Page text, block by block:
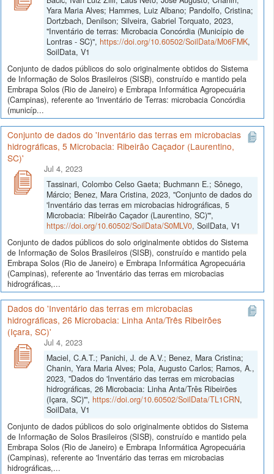
Yara Maria Alves; Hammes, Luiz Albano; Pandolfo, Cristina;
Dortzbach, Denilson; Silveira, Gabriel Torquato, 2023,
"Inventário de terras: Microbacia Concórdia (Município de
Lontras - SC)", https://doi.org/10.60502/SoilData/M06FMK,
SoilData, V1
Conjunto de dados públicos do solo originalmente obtidos do Sistema
de Informação de Solos Brasileiros (SISB), construído e mantido pela
Embrapa Solos (Rio de Janeiro) e Embrapa Informática Agropecuária
(Campinas), referente ao 'Inventário de Terras: microbacia Concórdia
(municíp...
Conjunto de dados do 'Inventário das terras em microbacias
hidrográficas, 5 Microbacia: Ribeirão Caçador (Laurentino,
SC)'
Jul 4, 2023
Tassinari, Colombo Celso Gaeta; Buchmann E.; Sônego,
Márcio; Benez, Mara Cristina, 2023, "Conjunto de dados do
'Inventário das terras em microbacias hidrográficas, 5
Microbacia: Ribeirão Caçador (Laurentino, SC)'",
https://doi.org/10.60502/SoilData/S0MLV0, SoilData, V1
Conjunto de dados públicos do solo originalmente obtidos do Sistema
de Informação de Solos Brasileiros (SISB), construído e mantido pela
Embrapa Solos (Rio de Janeiro) e Embrapa Informática Agropecuária
(Campinas), referente ao 'Inventário das terras em microbacias
hidrográficas,...
Dados do 'Inventário das terras em microbacias
hidrográficas, 26 Microbacia: Linha Anta/Três Ribeirões
(Içara, SC)'
Jul 4, 2023
Maciel, C.A.T.; Panichi, J. de A.V.; Benez, Mara Cristina;
Chanin, Yara Maria Alves; Pola, Augusto Carlos; Ramos, A.,
2023, "Dados do 'Inventário das terras em microbacias
hidrográficas, 26 Microbacia: Linha Anta/Três Ribeirões
(Içara, SC)'", https://doi.org/10.60502/SoilData/TL1CRN,
SoilData, V1
Conjunto de dados públicos do solo originalmente obtidos do Sistema
de Informação de Solos Brasileiros (SISB), construído e mantido pela
Embrapa Solos (Rio de Janeiro) e Embrapa Informática Agropecuária
(Campinas), referente ao 'Inventário das terras em microbacias
hidrográficas,...